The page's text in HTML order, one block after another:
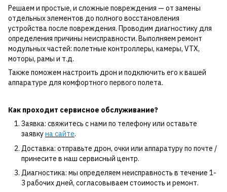
Решаем и простые, и сложные повреждения — от замены
отдельных элементов до полного восстановления
устройства после повреждения. Проводим диагностику для
определения причины неисправности. Выполняем ремонт
модульных частей: полетные контроллеры, камеры, VTX,
моторы, рамы и т.д.
Также поможем настроить дрон и подключить его к вашей
аппаратуре для комфортного первого полета.
Как проходит сервисное обслуживание?
Заявка: свяжитесь с нами по телефону или оставьте
заявкуна сайте.
Доставка: отправьте дрон, очки или аппаратуру по почте /
принесите в наш сервисный центр.
Диагностика: мы определяем неисправность в течение 1-
3 рабочих дней, согласовываем стоимость и ремонт.